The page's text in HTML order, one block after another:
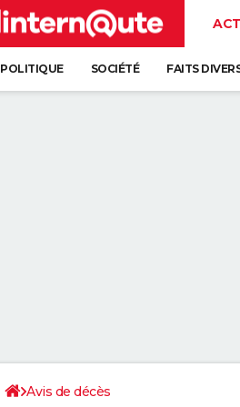
POLITIQUE SOCIÉTÉ FAITS
Avis de décès